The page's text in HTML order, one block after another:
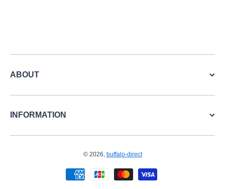
ABOUT
INFORMATION
© 2026, buffalo-direct
お支払い方法